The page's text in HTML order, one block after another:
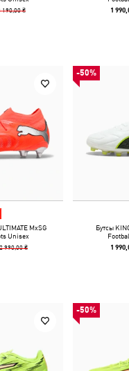
190,00 ₴ 1
MxSG
Unisex
990,00 ₴
-50%
Бутсы
1
-50%